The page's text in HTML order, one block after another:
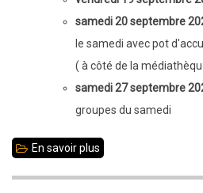
samedi 20 septembre
le samedi avec pot
( à côté de la
samedi 27 septembre
groupes du samedi
En savoir plus